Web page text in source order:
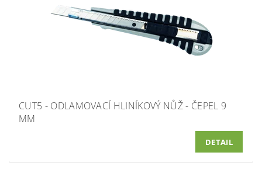
CUT5 - ODLAMOVACÍ HLINÍKOVÝ NŮŽ - ČEPEL 9
MM
DETAIL